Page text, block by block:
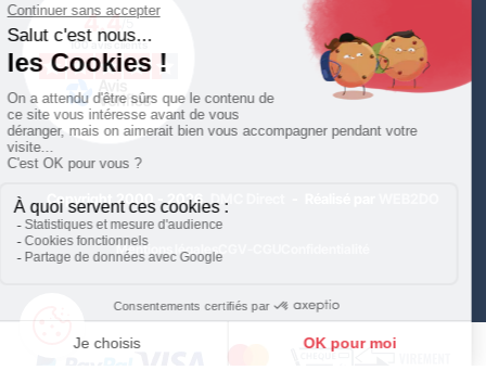
4.4/5
100 avis clients
Copyright 2000 - 2026,
Mentions légales